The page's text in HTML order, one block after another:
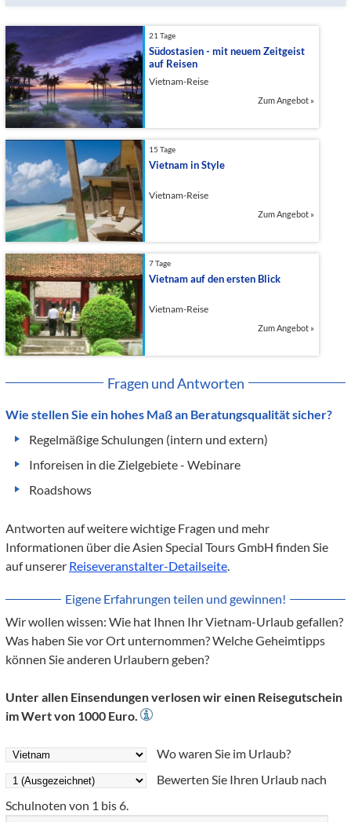
21 Tage
Südostasien - mit neuem Zeitgeist
auf Reisen
Vietnam-Reise
Zum Angebot »
15 Tage
Vietnam in Style
Vietnam-Reise
Zum Angebot »
7 Tage
Vietnam auf den ersten Blick
Vietnam-Reise
Zum Angebot »
Fragen und Antworten
Wie stellen Sie ein hohes Maß an Beratungsqualität sicher?
Regelmäßige Schulungen (intern und extern)
Inforeisen in die Zielgebiete - Webinare
Roadshows
Antworten auf weitere wichtige Fragen und mehr
Informationen über die Asien Special Tours GmbH finden Sie
auf unserer Reiseveranstalter-Detailseite
Eigene Erfahrungen teilen und gewinnen!
Wir wollen wissen: Wie hat Ihnen Ihr Vietnam-Urlaub gefallen?
Was haben Sie vor Ort unternommen? Welche Geheimtipps
können Sie anderen Urlaubern geben?
Unter allen Einsendungen verlosen wir einen Reisegutschein
im Wert von 1000 Euro.
Wo waren Sie im Urlaub?
Bewerten Sie Ihren Urlaub nach
Schulnoten von 1 bis 6.